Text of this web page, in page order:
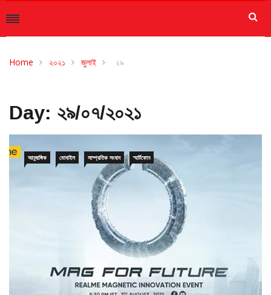
Home ২০২১ জুলাই ২৯
Day: ২৯/০৭/২০২১
আনুষাঙ্গিক মোবাইল সাম্প্রতিক সংবাদ স্মার্টফোন